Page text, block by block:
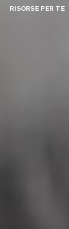
RISORSE PER TE